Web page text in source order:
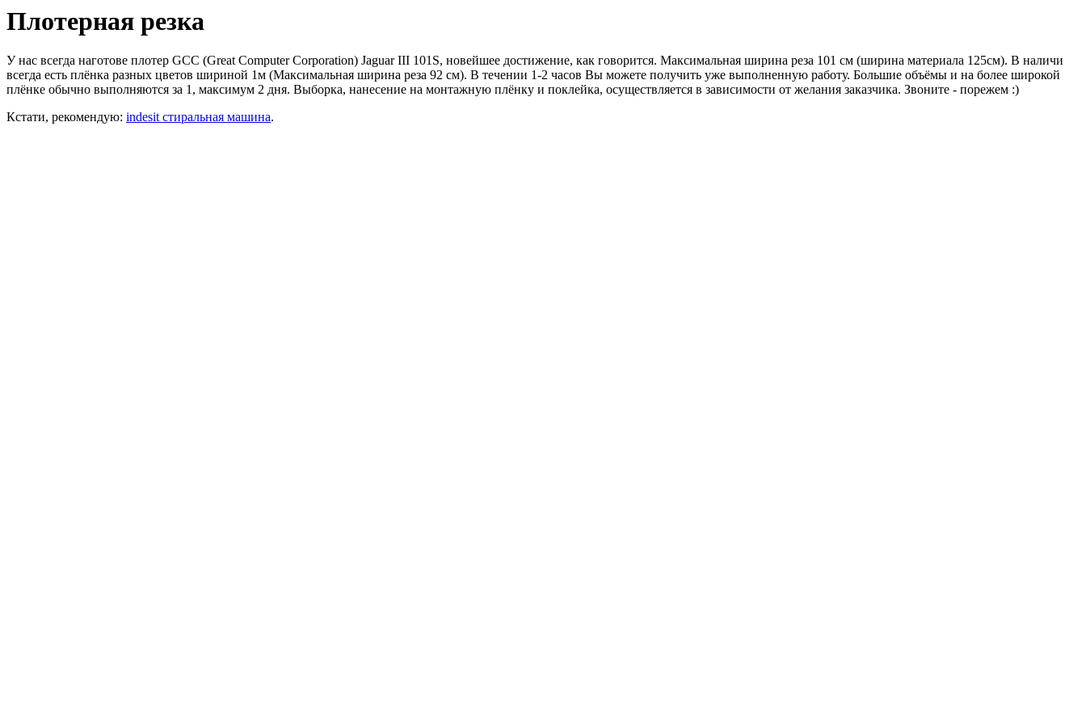
Плотерная резка
У нас всегда наготове плотер GCC (Great Computer Corporation) Jaguar III 101S, новейшее достижение, как говорится. Максимальная ширина реза 101 см (ширина материала 125см). В наличи
всегда есть плёнка разных цветов шириной 1м (Максимальная ширина реза 92 см). В течении 1-2 часов Вы можете получить уже выполненную работу. Большие объёмы и на более широкой
плёнке обычно выполняются за 1, максимум 2 дня. Выборка, нанесение на монтажную плёнку и поклейка, осуществляется в зависимости от желания заказчика. Звоните - порежем :)
Кстати, рекомендую: indesit стиральная машина.